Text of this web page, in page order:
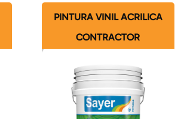
PINTURA VINIL ACRILICA
CONTRACTOR